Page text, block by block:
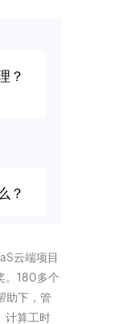
？
？
云端项目
。180多个
助下，管
计算工时